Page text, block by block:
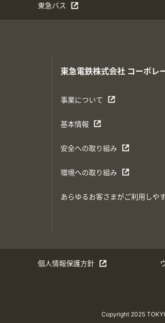
東急バス
東急電鉄株式会社 コーポレ
事業について
基本情報
安全への取り組み
環境への取り組み
あらゆるお客さまがご利用しや
個人情報保護方針
Copyright 2025